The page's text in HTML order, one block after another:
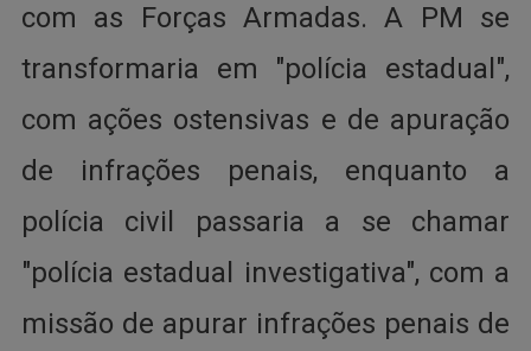
com as Forças Armadas. A PM se
transformaria em "polícia estadual",
com ações ostensivas e de apuração
de infrações penais, enquanto a
polícia civil passaria a se chamar
"polícia estadual investigativa", com a
missão de apurar infrações penais de